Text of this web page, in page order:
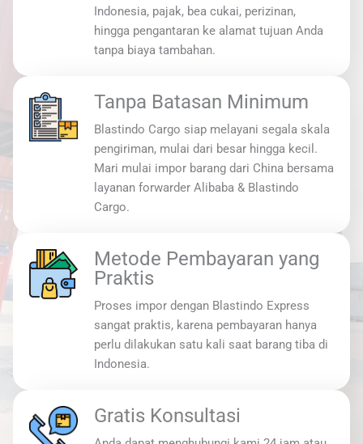
Indonesia, pajak, bea cukai, perizinan,
hingga pengantaran ke alamat tujuan Anda
tanpa biaya tambahan.
Tanpa Batasan Minimum
Blastindo Cargo siap melayani segala skala
pengiriman, mulai dari besar hingga kecil.
Mari mulai impor barang dari China bersama
layanan forwarder Alibaba & Blastindo
Cargo.
Metode Pembayaran yang
Praktis
Proses impor dengan Blastindo Express
sangat praktis, karena pembayaran hanya
perlu dilakukan satu kali saat barang tiba di
Indonesia.
Gratis Konsultasi